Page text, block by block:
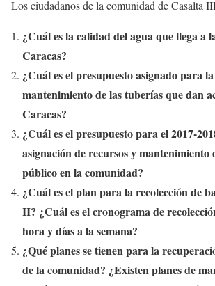
Los ciudadanos de la comunidad de Casalta
¿Cuál es la calidad del agua que llega a
Caracas?
¿Cuál es el presupuesto asignado para
mantenimiento de las tuberías que dan
Caracas?
¿Cuál es el presupuesto para el 2017-
asignación de recursos y
público en la comunidad?
¿Cuál es el plan para la recolección de
II? ¿Cuál es el cronograma de
hora y días a la semana?
¿Qué planes se tienen para la
de la comunidad? ¿Existen planes de